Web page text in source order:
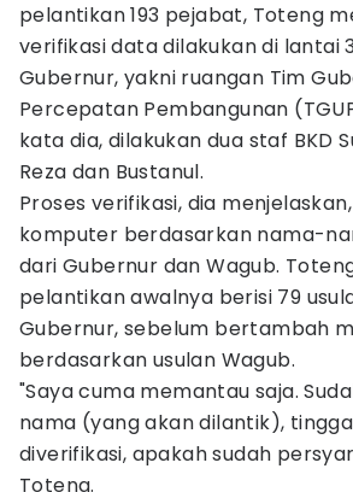
pelantikan 193 pejabat, Toteng
verifikasi data dilakukan di lantai
Gubernur, yakni ruangan Tim
Percepatan Pembangunan
kata dia, dilakukan dua staf BKD
Reza dan Bustanul.
Proses verifikasi, dia
komputer berdasarkan nama-
dari Gubernur dan Wagub.
pelantikan awalnya berisi 79
Gubernur, sebelum bertambah
berdasarkan usulan Wagub.
"Saya cuma memantau saja.
nama (yang akan dilantik),
diverifikasi, apakah sudah
Toteng.